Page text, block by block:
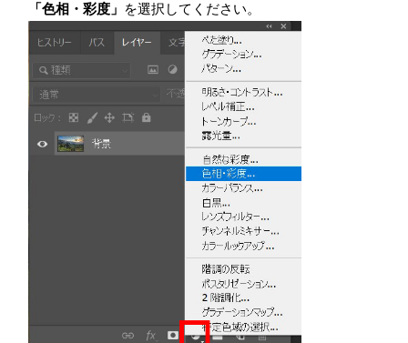
「色相・彩度」 を選択してください。